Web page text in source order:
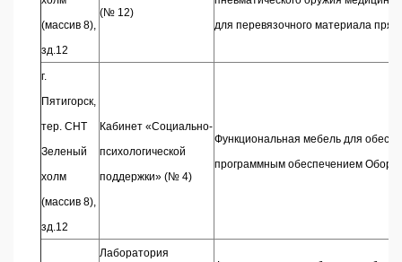
(массив 8),
зд.12
(№ 12)
для перевязочного материала
г.
Пятигорск,
тер. СНТ
Зеленый
холм
(массив 8),
зд.12
Кабинет «Социально-
психологической
поддержки» (№ 4)
Функциональная мебель для
программным обеспечением
Лаборатория